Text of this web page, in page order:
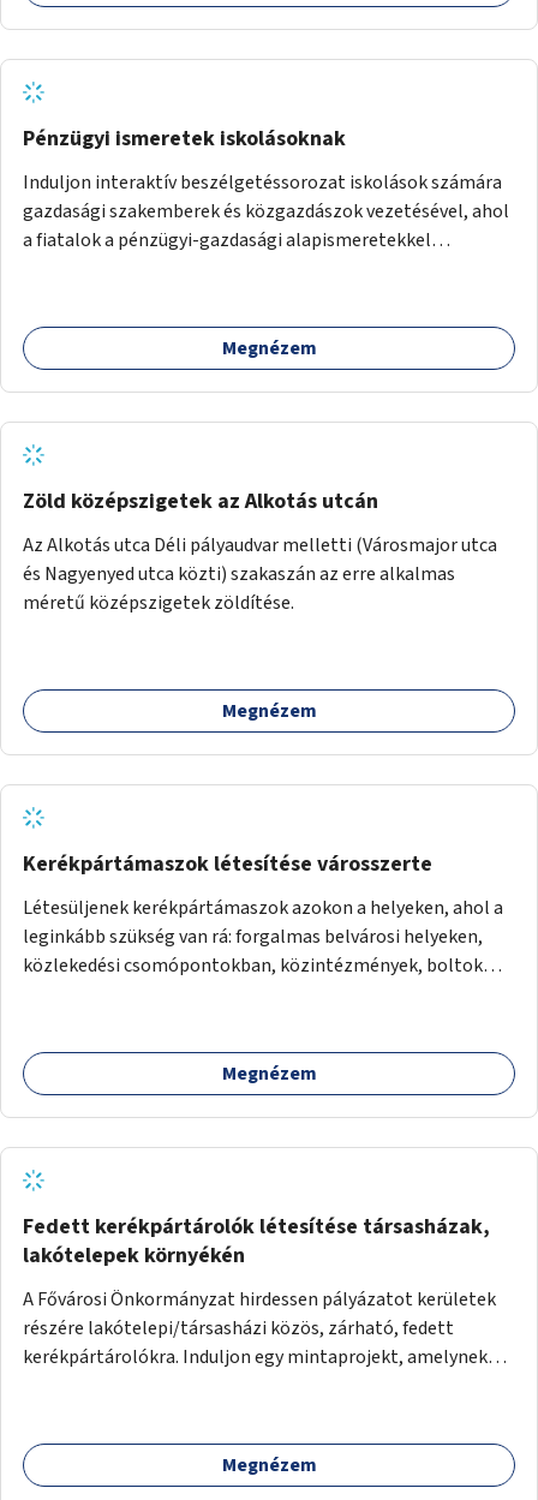
Pénzügyi ismeretek iskolásoknak
Induljon interaktív beszélgetéssorozat iskolások számára
gazdasági szakemberek és közgazdászok vezetésével, ahol
a fiatalok a pénzügyi-gazdasági alapismeretekkel
számára, önkormányzati intézményben vagy külső
helyszínen iskolai együttműködéssel. A szervezést az
gyerekek bevonására is. A program pilot jelleggel indulna,
több korosztály számára.
Megnézem
Zöld középszigetek az Alkotás utcán
Az Alkotás utca Déli pályaudvar melletti (Városmajor utca
és Nagyenyed utca közti) szakaszán az erre alkalmas
méretű középszigetek zöldítése.
Megnézem
Kerékpártámaszok létesítése városszerte
Létesüljenek kerékpártámaszok azokon a helyeken, ahol a
leginkább szükség van rá: forgalmas belvárosi helyeken,
közlekedési csomópontokban, közintézmények, boltok
Megnézem
Fedett kerékpártárolók létesítése társasházak,
lakótelepek környékén
A Fővárosi Önkormányzat hirdessen pályázatot kerületek
részére lakótelepi/társasházi közös, zárható, fedett
kerékpártárolókra. Induljon egy mintaprojekt, amelynek
Megnézem